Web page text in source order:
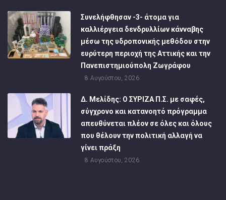
Συνελήφθησαν -3- άτομα για
καλλιέργεια δενδρυλλίων κάνναβης
μέσω της υδροπονικής μεθόδου στην
ευρύτερη περιοχή της Αττικής και την
Πανεπιστημιούπολη Ζωγράφου
8 Αυγούστου, 2026
Δ. Μελίδης: Ο ΣΥΡΙΖΑ Π.Σ. με σαφές,
σύγχρονο και κατανοητό πρόγραμμα
απευθύνεται πλέον σε όλες και όλους
που θέλουν την πολιτική αλλαγή να
γίνει πράξη
8 Αυγούστου, 2026